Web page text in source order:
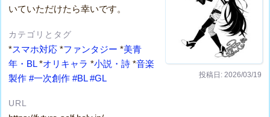
投稿日: 2026/03/19
いていただけたら幸いです。
カテゴリとタグ
*スマホ対応 *ファンタジー *美青
年・BL*オリキャラ *小説・詩 *音楽
製作 #一次創作 #BL #GL
URL